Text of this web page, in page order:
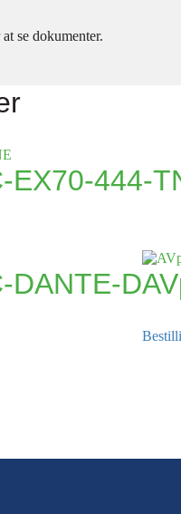
se dokumenter.
EX70-444-
DANTE-D